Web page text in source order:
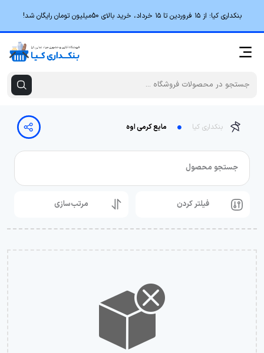
بنکداری کیا؛ از ۱۵ فروردین تا ۱۵ خرداد، خرید بالای 50میلیون تومان رایگان شد!
بنکداری کیا مایع کرمی اوه
جستجو محصول
فیلتر کردن مرتب‌سازی